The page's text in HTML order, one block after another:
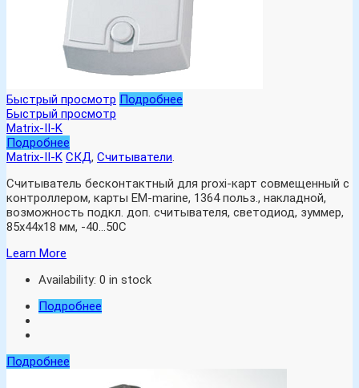
Быстрый просмотр Подробнее
Быстрый просмотр
Matrix-II-K
Подробнее
Matrix-II-K СКД, Считыватели.
Считыватель бесконтактный для proxi-карт совмещенный с
контроллером, карты EM-marine, 1364 польз., накладной,
возможность подкл. доп. считывателя, светодиод, зуммер,
85х44х18 мм, -40…50C
Learn More
Availability: 0 in stock
Подробнее
Подробнее